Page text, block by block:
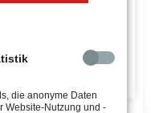
die anonyme Daten
Website-Nutzung und -